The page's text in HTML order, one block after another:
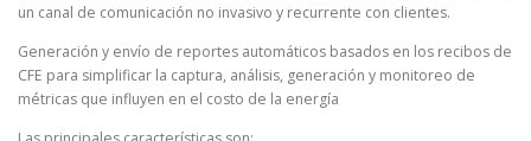
un canal de comunicación no invasivo y recurrente con clientes.
Generación y envío de reportes automáticos basados en los recibos de
CFE para simplificar la captura, análisis, generación y monitoreo de
métricas que influyen en el costo de la energía